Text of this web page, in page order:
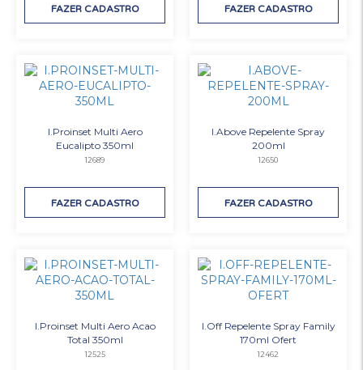
FAZER CADASTRO FAZER CADASTRO
I.Proinset Multi Aero
Eucalipto 350ml
12689
FAZER CADASTRO
I.Above Repelente Spray
200ml
12650
FAZER CADASTRO
I.Proinset Multi Aero Acao
Total 350ml
12525
I.Off Repelente Spray Family
170ml Ofert
12462